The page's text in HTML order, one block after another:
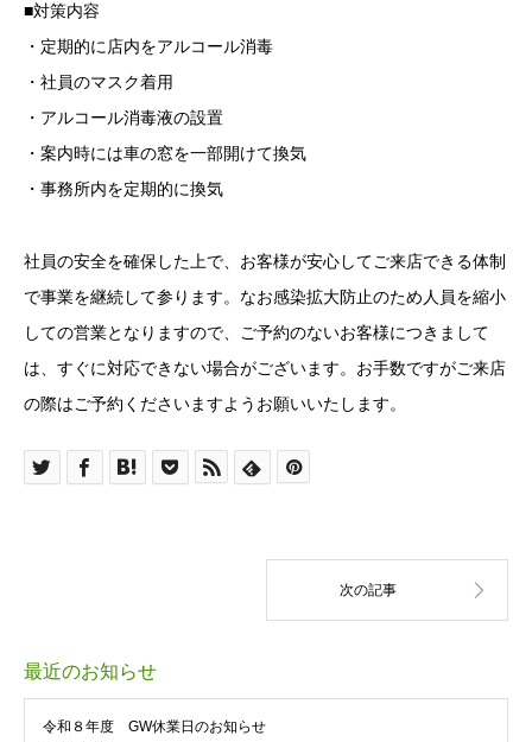
■対策内容
・定期的に店内をアルコール消毒
・社員のマスク着用
・アルコール消毒液の設置
・案内時には車の窓を一部開けて換気
・事務所内を定期的に換気
社員の安全を確保した上で、お客様が安心してご来店できる体制
で事業を継続して参ります。なお感染拡大防止のため人員を縮小
しての営業となりますので、ご予約のないお客様につきまして
は、すぐに対応できない場合がございます。お手数ですがご来店
の際はご予約くださいますようお願いいたします。
最近のお知らせ
令和８年度 GW休業日のお知らせ